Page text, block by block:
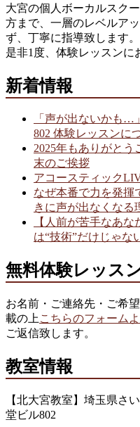
大宮の個人ボーカルスク
方まで、一層のレベルア
ず、丁寧に指導致します
是非1度、体験レッスンに
新着情報
「声が出ないかも…
802 体験レッスンに
2025年もありがとう
末のご挨拶
アコースティック
なぜ本番で力を発揮
きに声が出なくなる
【人前が苦手なあ
は“技術”だけじゃな
無料体験レッス
お名前・ご連絡先・ご希
載の上 こちらのフォームよ
ご返信致します。
教室情報
【北大宮教室】埼玉県さ
堂ビル802